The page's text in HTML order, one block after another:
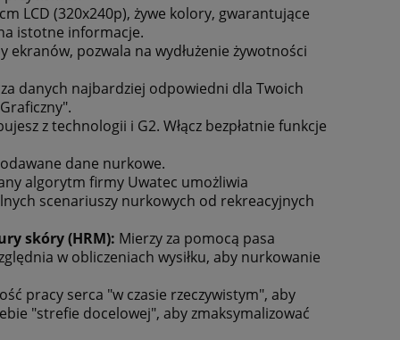
Automat oddechowy Scubapro
MK25T EVO/S620X-Ti (tytanowy)
8 999,10 zł
Cena regularna:9 999,00 zł
Najniższa cena: 8 955,00 zł
do koszyka
Skafander
Cena
LCD (320x240p), żywe kolory, gwarantujące
istotne informacje.
ekranów, pozwala na wydłużenie żywotności
danych najbardziej odpowiedni dla Twoich
z technologii i G2. Włącz bezpłatnie funkcje
dane nurkowe.
algorytm firmy Uwatec umożliwia
scenariuszy nurkowych od rekreacyjnych
skóry (HRM): Mierzy za pomocą pasa
w obliczeniach wysiłku, aby nurkowanie
pracy serca "w czasie rzeczywistym", aby
"strefie docelowej", aby zmaksymalizować